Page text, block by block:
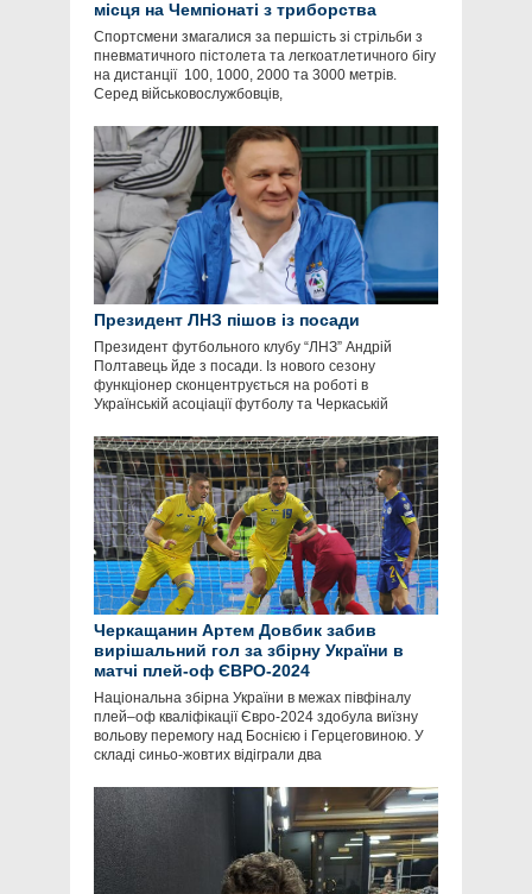
місця на Чемпіонаті з триборства
Спортсмени змагалися за першість зі стрільби з
пневматичного пістолета та легкоатлетичного бігу
на дистанції 100, 1000, 2000 та 3000 метрів.
Серед військовослужбовців,
Президент ЛНЗ пішов із посади
Президент футбольного клубу “ЛНЗ” Андрій
Полтавець йде з посади. Із нового сезону
функціонер сконцентрується на роботі в
Українській асоціації футболу та Черкаській
Черкащанин Артем Довбик забив
вирішальний гол за збірну України в
матчі плей-оф ЄВРО-2024
Національна збірна України в межах півфіналу
плей–оф кваліфікації Євро-2024 здобула виїзну
вольову перемогу над Боснією і Герцеговиною. У
складі синьо-жовтих відіграли два